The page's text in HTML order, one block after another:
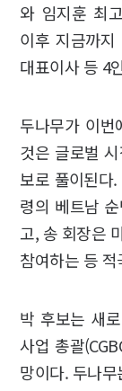
와 임지훈 최
이후 지금까
대표이사 등 4
두나무가 이
것은 글로벌
보로 풀이된다
령의 베트남
고, 송 회장은
참여하는 등
박 후보는 새
사업 총괄
망이다. 두나